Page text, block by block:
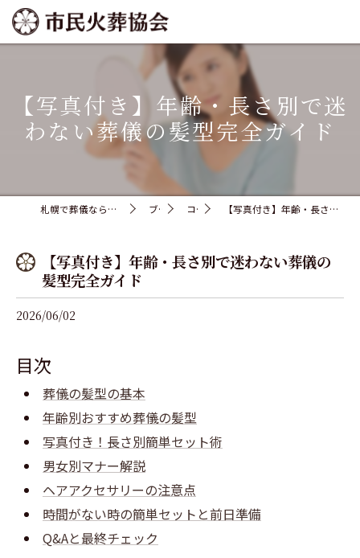
【写真付き】年齢・長さ別で迷
わない葬儀の髪型完全ガイド
札幌で葬儀なら安心で格安な市民火葬協会 ブログ コラム 【写真付き】年齢・長さ別で迷わない葬儀の髪型完全ガイド
【写真付き】年齢・長さ別で迷わない葬儀の
髪型完全ガイド
2026/06/02
目次
葬儀の髪型の基本
年齢別おすすめ葬儀の髪型
写真付き！長さ別簡単セット術
男女別マナー解説
ヘアアクセサリーの注意点
時間がない時の簡単セットと前日準備
Q&Aと最終チェック